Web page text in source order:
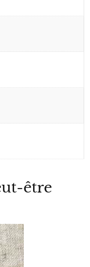
être